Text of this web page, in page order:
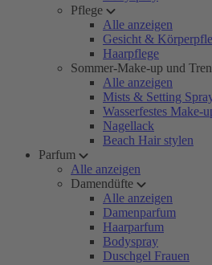
Pflege
Alle anzeigen
Gesicht &
Haarpflege
Sommer-Make-up und
Alle anzeigen
Mists & Setting
Wasserfestes Make-
Nagellack
Beach Hair stylen
Parfum
Alle anzeigen
Damendüfte
Alle anzeigen
Damenparfum
Haarparfum
Bodyspray
Duschgel Frauen